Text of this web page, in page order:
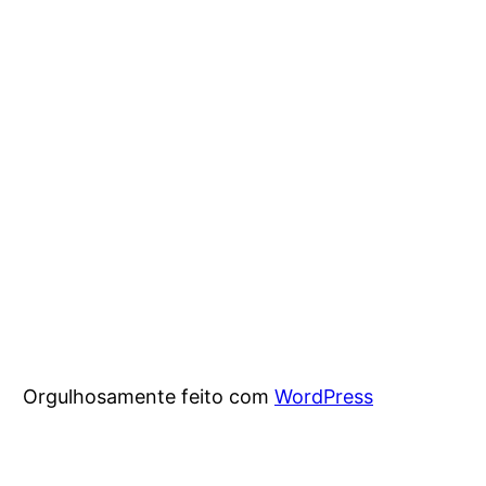
Orgulhosamente feito com WordPress